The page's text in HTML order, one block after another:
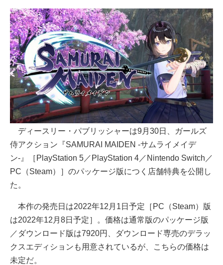
ディースリー・パブリッシャーは9月30日、ガールズ
侍アクション『SAMURAI MAIDEN -サムライメイデ
ン-』［PlayStation 5／PlayStation 4／Nintendo Switch／
PC（Steam）］のパッケージ版につく店舗特典を公開し
た。
本作の発売日は2022年12月1日予定［PC（Steam）版
は2022年12月8日予定］。価格は通常版のパッケージ版
／ダウンロード版は7920円、ダウンロード専売のデラッ
クスエディションも用意されているが、こちらの価格は
未定だ。